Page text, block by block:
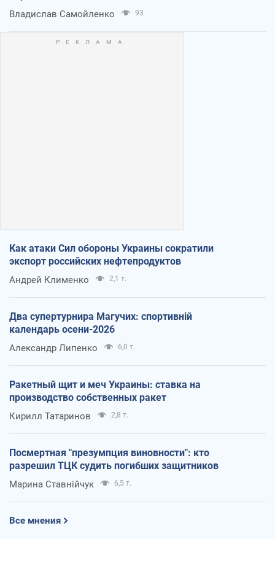
Владислав Самойленко 93
Как атаки Сил обороны Украины сократили
экспорт российских нефтепродуктов
Андрей Клименко 2,1 т.
Два супертурнира Магучих: спортивній
календарь осени-2026
Александр Липенко 6,0 т.
Ракетный щит и меч Украины: ставка на
производство собственных ракет
Кирилл Татаринов 2,8 т.
Посмертная "презумпция виновности": кто
разрешил ТЦК судить погибших защитников
Марина Ставнійчук 6,5 т.
Все мнения